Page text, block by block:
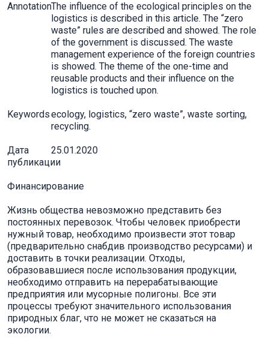
AnnotationThe influence of the ecological principles on the
logistics is described in this article. The “zero
waste” rules are described and showed. The role
of the government is discussed. The waste
management experience of the foreign countries
is showed. The theme of the one-time and
reusable products and their influence on the
logistics is touched upon.
Keywordsecology, logistics, “zero waste”, waste sorting,
recycling.
Дата
публикации
25.01.2020
Финансирование
Жизнь общества невозможно представить без
постоянных перевозок. Чтобы человек приобрести
нужный товар, необходимо произвести этот товар
(предварительно снабдив производство ресурсами) и
доставить в точки реализации. Отходы,
образовавшиеся после использования продукции,
необходимо отправить на перерабатывающие
предприятия или мусорные полигоны. Все эти
процессы требуют значительного использования
природных благ, что не может не сказаться на
экологии.